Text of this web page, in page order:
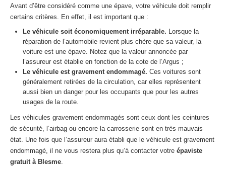
Centreagréé VHU 94 : casse auto avec destruction
Centreagréé VHU 95 : casse auto avec destruction
DOCUMENTS À JOINDRE
RACHAT VÉHICULES
CONTACT
01 83 64 20 40
Avant d’être considéré comme une épave, votre véhicule doit remplir
certains critères. En effet, il est important que :
Le véhicule soit économiquement irréparable. Lorsque la
réparation de l’automobile revient plus chère que sa valeur, la
voiture est une épave. Notez que la valeur annoncée par
l’assureur est établie en fonction de la cote de l’Argus ;
Le véhicule est gravement endommagé. Ces voitures sont
généralement retirées de la circulation, car elles représentent
aussi bien un danger pour les occupants que pour les autres
usages de la route.
Les véhicules gravement endommagés sont ceux dont les ceintures
de sécurité, l’airbag ou encore la carrosserie sont en très mauvais
état. Une fois que l’assureur aura établi que le véhicule est gravement
endommagé, il ne vous restera plus qu’à contacter votre épaviste
gratuit à Blesme.